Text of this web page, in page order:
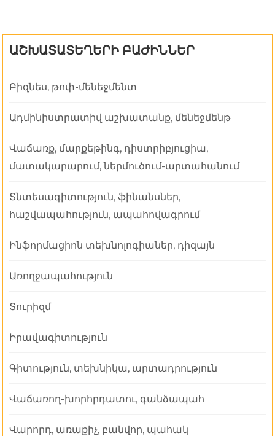
ԱՇԽԱՏԱՏԵՂԵՐԻ ԲԱԺԻՆՆԵՐ
Բիզնես, թոփ-մենեջմենտ
Ադմինիստրատիվ աշխատանք, մենեջմենթ
Վաճառք, մարքեթինգ, դիստրիբյուցիա,
մատակարարում, ներմուծում-արտահանում
Տնտեսագիտություն, ֆինանսներ,
հաշվապահություն, ապահովագրում
Ինֆորմացիոն տեխնոլոգիաներ, դիզայն
Առողջապահություն
Տուրիզմ
Իրավագիտություն
Գիտություն, տեխնիկա, արտադրություն
Վաճառող-խորհրդատու, գանձապահ
Վարորդ, առաքիչ, բանվոր, պահակ